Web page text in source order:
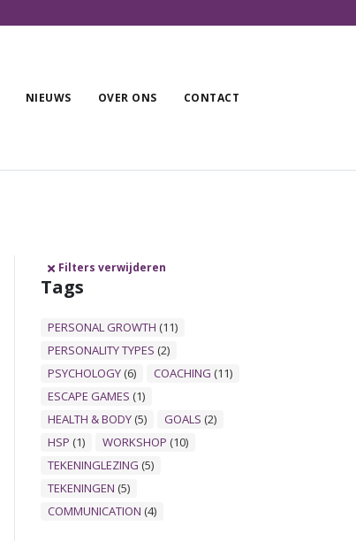
NIEUWS OVER ONS CONTACT
Filters verwijderen
Tags
PERSONAL GROWTH (11)
PERSONALITY TYPES (2)
PSYCHOLOGY (6) COACHING (11)
ESCAPE GAMES (1)
HEALTH & BODY (5) GOALS (2)
HSP (1) WORKSHOP (10)
TEKENINGLEZING (5)
TEKENINGEN (5)
COMMUNICATION (4)